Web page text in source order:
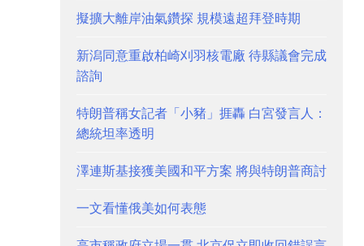
擬擴大離岸油氣鑽探 規模遠超拜登時期
新潟同意重啟柏崎刈羽核電廠 待縣議會完成
諮詢
特朗普稱女記者「小豬」捱轟 白宮發言人：
總統坦率透明
澤連斯基接獲美國和平方案 將與特朗普商討
一文看懂俄美如何表態